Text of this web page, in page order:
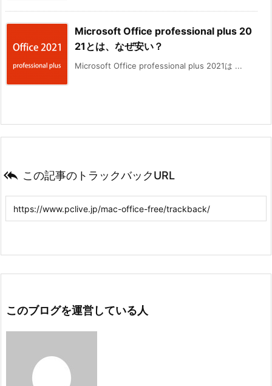
Microsoft Office professional plus 20
21とは、なぜ安い？
Microsoft Office professional plus 2021は ...
 この記事のトラックバックURL
このブログを運営している人